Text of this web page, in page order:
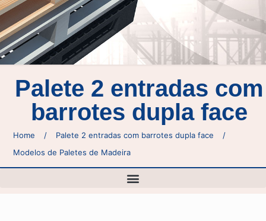
Palete 2 entradas com
barrotes dupla face
Home / Palete 2 entradas com barrotes dupla face
/
Modelos de Paletes de Madeira